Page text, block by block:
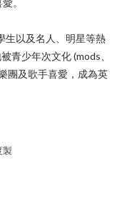
。
生以及名人、明星等熱
青少年次文化(mods
團及歌手喜愛，成為英
製